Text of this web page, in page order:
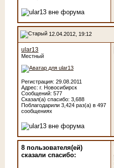
12.04.2012, 19:12
ular13
Местный
Регистрация: 29.08.2011
Адрес: г. Новосибирск
Сообщений: 577
Сказал(а) спасибо: 3,688
Поблагодарили 3,424 раз(а) в 497
сообщениях
8 пользователя(ей)
сказали cпасибо: